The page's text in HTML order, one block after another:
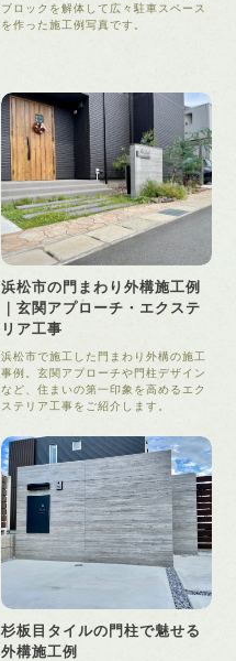
ブロックを解体して広々駐車スペース
を作った施工例写真です。
浜松市の門まわり外構施工例
｜玄関アプローチ・エクステ
リア工事
浜松市で施工した門まわり外構の施工
事例。玄関アプローチや門柱デザイン
など、住まいの第一印象を高めるエク
ステリア工事をご紹介します。
杉板目タイルの門柱で魅せる
外構施工例